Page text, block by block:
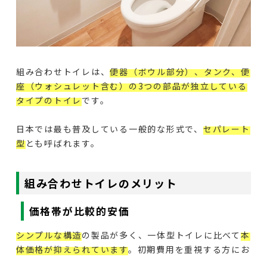
組み合わせトイレは、便器（ボウル部分）、タンク、便
座（ウォシュレット含む）の3つの部品が独立している
タイプのトイレです。
日本では最も普及している一般的な形式で、 セパレート
型とも呼ばれます。
組み合わせトイレのメリット
価格帯が比較的安価
シンプルな構造の製品が多く、一体型トイレに比べて 本
体価格が抑えられています。初期費用を重視する方にお